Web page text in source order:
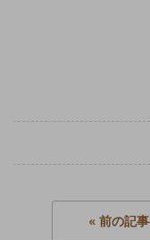
« 前の記